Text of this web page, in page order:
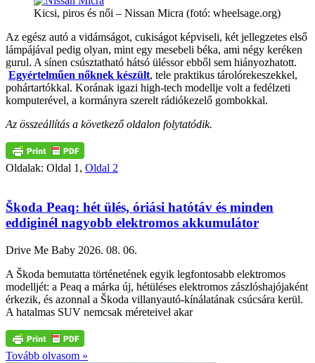
Kicsi, piros és női – Nissan Micra (fotó: wheelsage.org)
Az egész autó a vidámságot, cukiságot képviseli, két jellegzetes első
lámpájával pedig olyan, mint egy mesebeli béka, ami négy keréken
gurul. A sínen csúsztatható hátsó üléssor ebből sem hiányozhatott.
Egyértelműen nőknek készült, tele praktikus tárolórekeszekkel,
pohártartókkal. Korának igazi high-tech modellje volt a fedélzeti
komputerével, a kormányra szerelt rádiókezelő gombokkal.
Az összeállítás a következő oldalon folytatódik.
Oldalak: Oldal 1 , Oldal 2
Škoda Peaq: hét ülés, óriási hatótáv és minden
eddiginél nagyobb elektromos akkumulátor
Drive Me Baby 2026. 08. 06.
A Škoda bemutatta történetének egyik legfontosabb elektromos
modelljét: a Peaq a márka új, hétüléses elektromos zászlóshajójaként
érkezik, és azonnal a Škoda villanyautó-kínálatának csúcsára kerül.
A hatalmas SUV nemcsak méreteivel akar
Tovább olvasom »